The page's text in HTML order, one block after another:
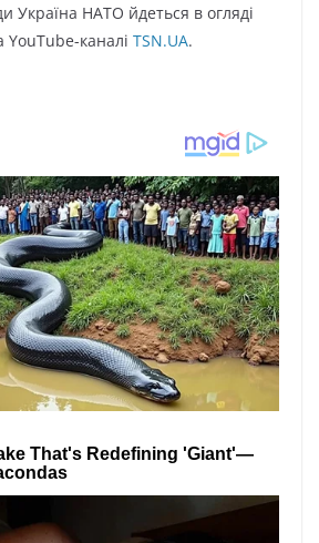
Україна НАТО йдеться в огляді
YouTube-каналі TSN.UA.